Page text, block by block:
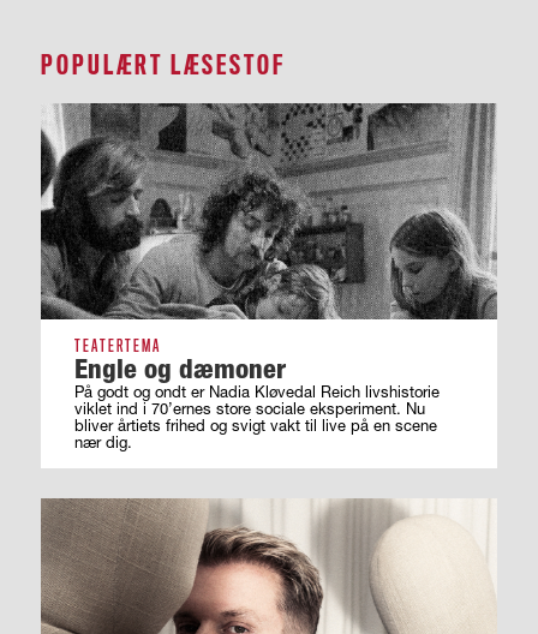
POPULÆRT LÆSESTOF
TEATERTEMA
Engle og dæmoner
På godt og ondt er Nadia Kløvedal Reich livshistorie
viklet ind i 70’ernes store sociale eksperiment. Nu
bliver årtiets frihed og svigt vakt til live på en scene
nær dig.